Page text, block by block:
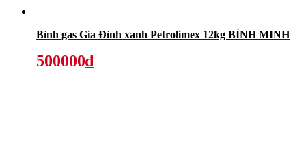
Bình gas Gia Đình xanh Petrolimex 12kg BÌNH MINH
500000₫